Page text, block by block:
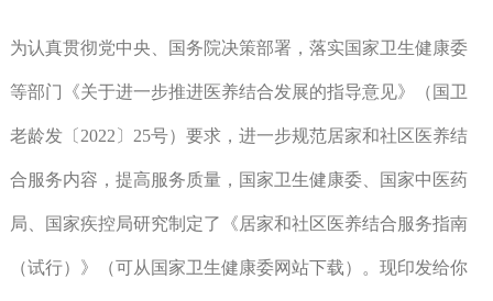
为认真贯彻党中央、国务院决策部署，落实国家卫生健康委
等部门《关于进一步推进医养结合发展的指导意见》（国卫
老龄发〔2022〕25号）要求，进一步规范居家和社区医养结
合服务内容，提高服务质量，国家卫生健康委、国家中医药
局、国家疾控局研究制定了《居家和社区医养结合服务指南
（试行）》（可从国家卫生健康委网站下载）。现印发给你